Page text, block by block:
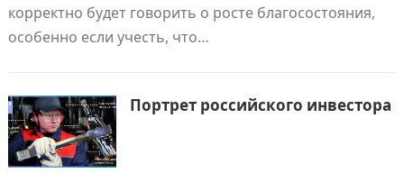
корректно будет говорить о росте благосостояния,
особенно если учесть, что…
Портрет российского инвестора